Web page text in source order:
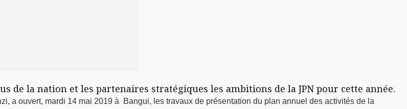
de la nation et les partenaires stratégiques les ambitions de la JPN pour cette année.
a ouvert, mardi 14 mai 2019 à Bangui, les travaux de présentation du plan annuel des activités de la